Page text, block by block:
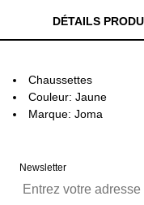
DÉTAILS
Chaussettes
Couleur: Jaune
Marque: Joma
Newsletter